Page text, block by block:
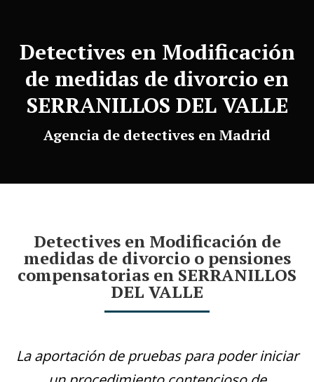
Detectives en Modificación
de medidas de divorcio en
SERRANILLOS DEL VALLE
Agencia de detectives en Madrid
Detectives en Modificación de
medidas de divorcio o pensiones
compensatorias en SERRANILLOS
DEL VALLE
La aportación de pruebas para poder iniciar